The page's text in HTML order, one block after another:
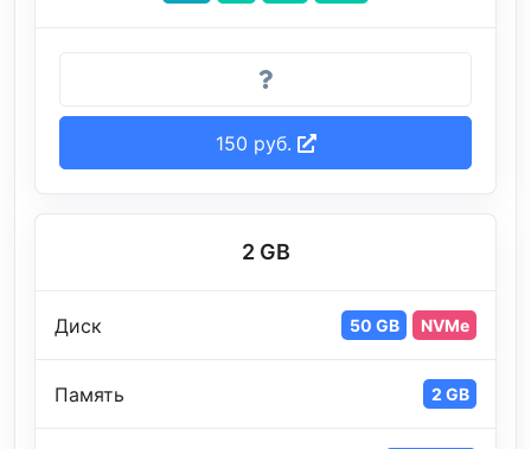
150 руб.
2 GB
Диск 50 GB NVMe
Память 2 GB